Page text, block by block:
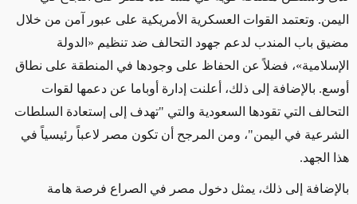
اليمن. وتعتمد القوات العسكرية الأمريكية على عبور آمن من خلال
مضيق باب المندب لدعم جهود التحالف ضد تنظيم «الدولة
الإسلامية»، فضلاً عن الحفاظ على وجودها في المنطقة على نطاق
أوسع. بالإضافة إلى ذلك، أعلنت إدارة أوباما عن دعمها لقوات
التحالف التي تقودها السعودية والتي "تهدف إلى إستعادة السلطات
الشرعية في اليمن"، ومن المرجح أن تكون مصر لاعباً رئيسياً في
هذا الجهد.
بالإضافة إلى ذلك، يمثل دخول مصر في الصراع فرصة هامة